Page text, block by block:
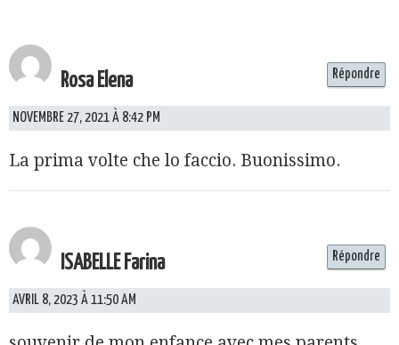
Rosa Elena
NOVEMBRE 27, 2021 À 8:42 PM
La prima volte che lo faccio. Buonissimo.
Répondre
ISABELLE Farina
AVRIL 8, 2023 À 11:50 AM
Répondre